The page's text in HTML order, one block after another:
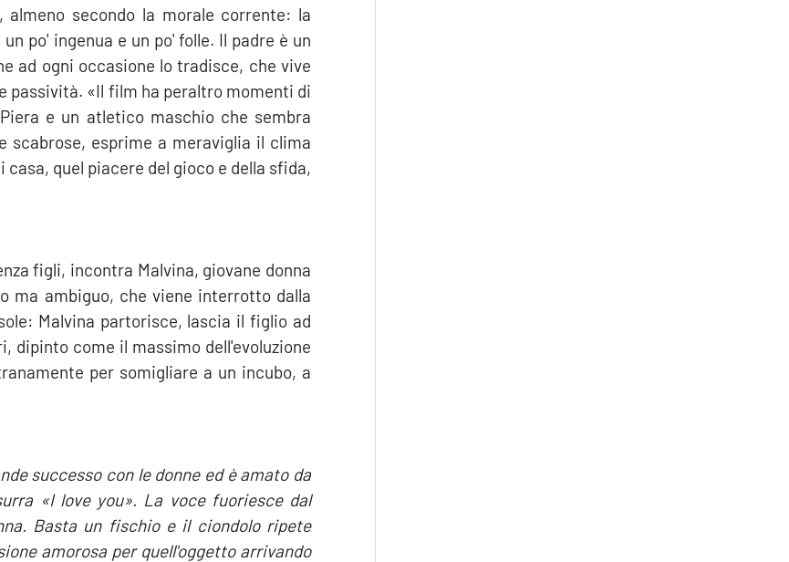
secondo la morale corrente: la
po' ingenua e un po' folle. Il padre è un
ad ogni occasione lo tradisce, che vive
passività. «Il film ha peraltro momenti di
e un atletico maschio che sembra
scabrose, esprime a meraviglia il clima
quel piacere del gioco e della sfida,
figli, incontra Malvina, giovane donna
ma ambiguo, che viene interrotto dalla
Malvina partorisce, lascia il figlio ad
dipinto come il massimo dell'evoluzione
per somigliare a un incubo, a
successo con le donne ed è amato da
«I love you». La voce fuoriesce dal
Basta un fischio e il ciondolo ripete
amorosa per quell'oggetto arrivando